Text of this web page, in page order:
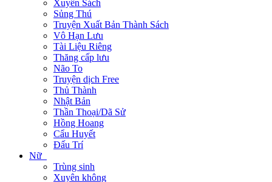
Xuyên Sách
Sủng Thú
Truyện Xuất Bản Thành Sách
Vô Hạn Lưu
Tài Liệu Riêng
Thăng cấp lưu
Não To
Truyện dịch Free
Thủ Thành
Nhật Bản
Thần Thoại/Dã Sử
Hồng Hoang
Cẩu Huyết
Đấu Trí
Nữ
Trùng sinh
Xuyên không